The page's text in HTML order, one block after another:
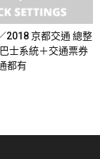
2018 京都交通 總整
士系統＋交通票券
都有